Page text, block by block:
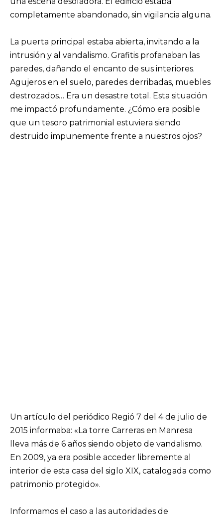
completamente abandonado, sin vigilancia alguna.
La puerta principal estaba abierta, invitando a la
intrusión y al vandalismo. Grafitis profanaban las
paredes, dañando el encanto de sus interiores.
Agujeros en el suelo, paredes derribadas, muebles
destrozados… Era un desastre total. Esta situación
me impactó profundamente. ¿Cómo era posible
que un tesoro patrimonial estuviera siendo
destruido impunemente frente a nuestros ojos?
Un artículo del periódico Regió 7 del 4 de julio de
2015 informaba: «La torre Carreras en Manresa
lleva más de 6 años siendo objeto de vandalismo.
En 2009, ya era posible acceder libremente al
interior de esta casa del siglo XIX, catalogada como
patrimonio protegido».
Informamos el caso a las autoridades de